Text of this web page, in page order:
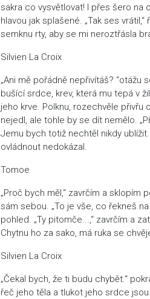
sakra co vysvětlovat! I přes šero na
hlavou jak splašené. „Tak ses
semknu rty, aby se mi neroztřásla
Silvien La Croix
„Ani mě pořádně nepřivítáš?
bušící srdce, krev, která mu tepá v
jeho krve. Polknu, rozechvěle
nejedl, ale tohle by se dít nemělo.
Jemu bych totiž nechtěl nikdy
ovládnout nedokázal.
Tomoe
„Proč bych měl,“ zavrčím a sklopím
sám sebou. „To je vše, co řekneš
pohled. „Ty pitomče...,“ zavrčím a
Chytnu ho za sako, má ruka se
Silvien La Croix
„Čekal bych, že ti budu chybět.“
řeč jeho těla a tlukot jeho srdce